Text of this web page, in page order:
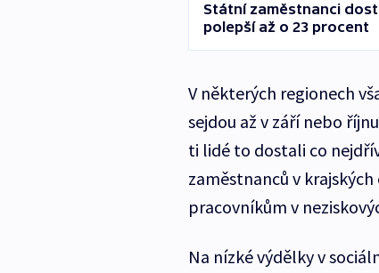
Státní zaměstnanci
polepší až o 23 procent
V některých regionech
sejdou až v září nebo
ti lidé to dostali co
zaměstnanců v
pracovníkům v
Na nízké výdělky v